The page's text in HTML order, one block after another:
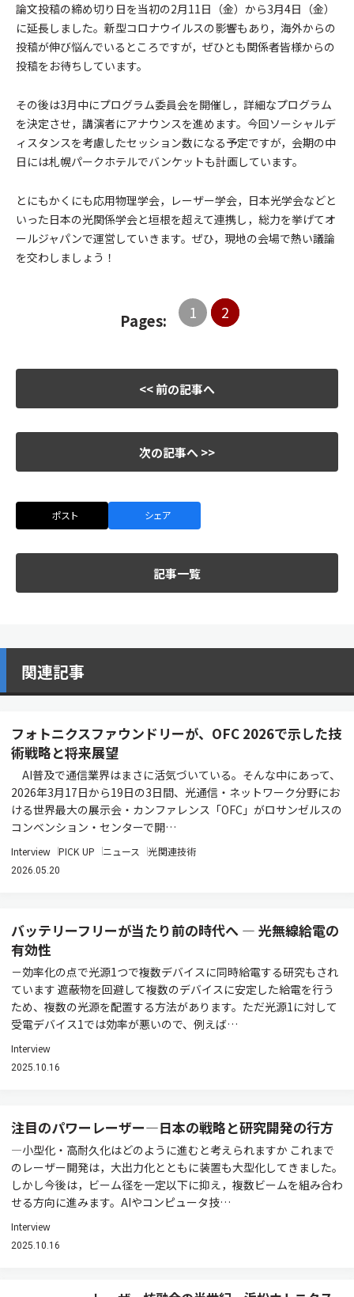
論文投稿の締め切り日を当初の2月11日（金）から3月4日（金）
に延長しました。新型コロナウイルスの影響もあり，海外からの
投稿が伸び悩んでいるところですが，ぜひとも関係者皆様からの
投稿をお待ちしています。
その後は3月中にプログラム委員会を開催し，詳細なプログラム
を決定させ，講演者にアナウンスを進めます。今回ソーシャルデ
ィスタンスを考慮したセッション数になる予定ですが，会期の中
日には札幌パークホテルでバンケットも計画しています。
とにもかくにも応用物理学会，レーザー学会，日本光学会などと
いった日本の光関係学会と垣根を超えて連携し，総力を挙げてオ
ールジャパンで運営していきます。ぜひ，現地の会場で熱い議論
を交わしましょう！
Pages: 1 2
<< 前の記事へ
次の記事へ >>
ポスト シェア
記事一覧
関連記事
フォトニクスファウンドリーが、OFC 2026で示した技
術戦略と将来展望
AI普及で通信業界はまさに活気づいている。そんな中にあって、
2026年3月17日から19日の3日間、光通信・ネットワーク分野にお
ける世界最大の展示会・カンファレンス「OFC」がロサンゼルスの
コンベンション・センターで開…
Interview PICK UP ニュース 光関連技術
2026.05.20
バッテリーフリーが当たり前の時代へ ― 光無線給電の
有効性
－効率化の点で光源1つで複数デバイスに同時給電する研究もされ
ています 遮蔽物を回避して複数のデバイスに安定した給電を行う
ため、複数の光源を配置する方法があります。ただ光源1に対して
受電デバイス1では効率が悪いので、例えば…
Interview
2025.10.16
注目のパワーレーザー―日本の戦略と研究開発の行方
―小型化・高耐久化はどのように進むと考えられますか これまで
のレーザー開発は，大出力化とともに装置も大型化してきました。
しかし今後は，ビーム径を一定以下に抑え，複数ビームを組み合わ
せる方向に進みます。AIやコンピュータ技…
Interview
2025.10.16